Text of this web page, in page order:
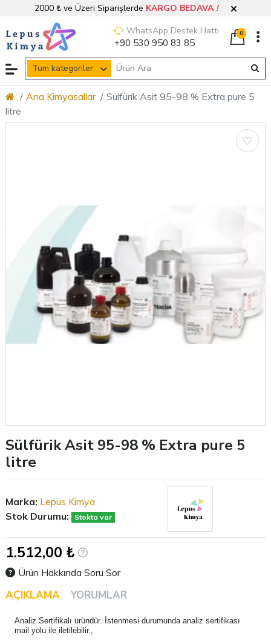
2000 ₺ ve Üzeri Siparişlerde KARGO BEDAVA!
Tüm kategoriler
WhatsApp Destek Hattı
+90 530 950 83 85
0
Ana Kimyasallar
Sülfürik Asit 95-98 % Extra pure 5
litre
Sülfürik Asit 95-98 % Extra pure 5
litre
Marka: Lepus Kimya
Stok Durumu:
Stokta var
1.512,00 ₺
Ürün Hakkında Soru Sor
AÇIKLAMA YORUMLAR
Analiz Sertifikalı üründür. İstenmesi durumunda analiz sertifikası
mail yolu ile iletilebilir.,